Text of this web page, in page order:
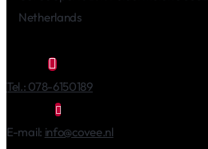
Netherlands
Tel.: 078-6150189
E-mail: info@covee.nl